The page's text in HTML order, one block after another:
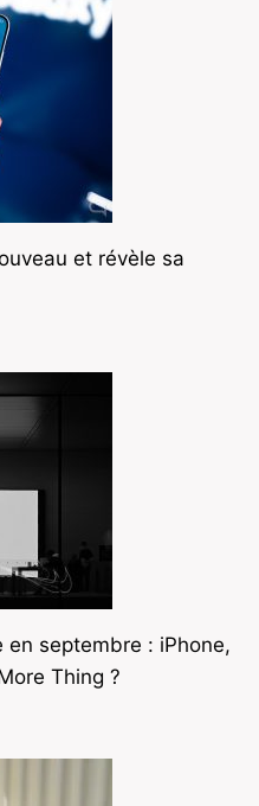
et révèle sa
en septembre : iPhone,
Thing ?